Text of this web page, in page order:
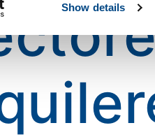
Show details